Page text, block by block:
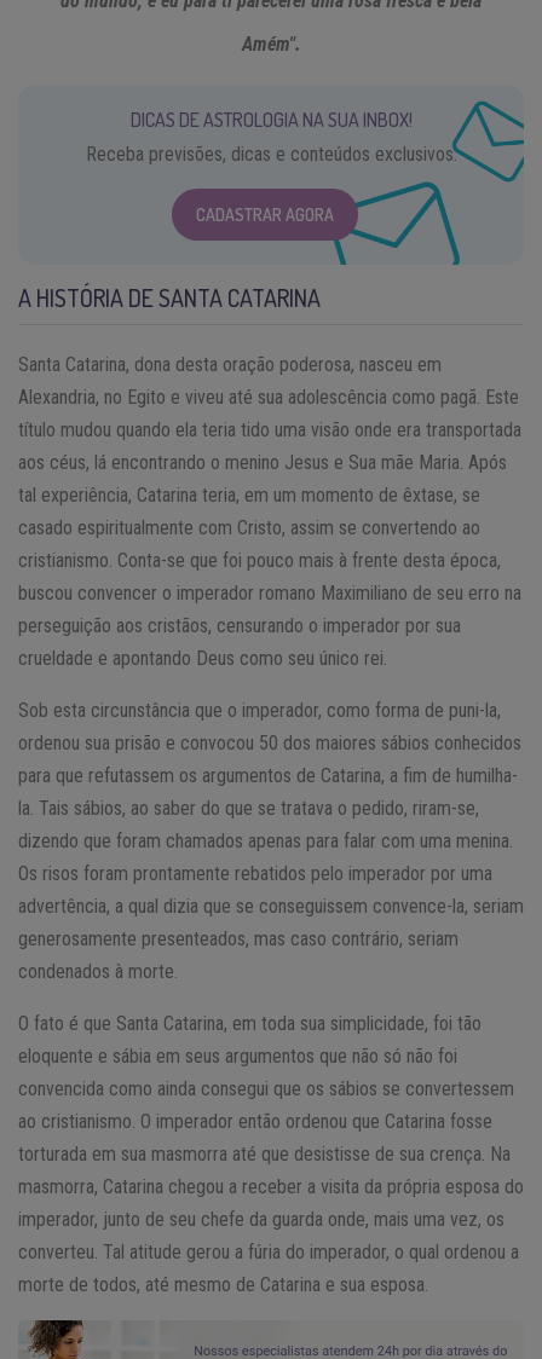
Amém".
DICAS DE ASTROLOGIA NA SUA INBOX!
Receba previsões, dicas e conteúdos exclusivos.
CADASTRAR AGORA
A HISTÓRIA DE SANTA CATARINA
Santa Catarina, dona desta oração poderosa, nasceu em
Alexandria, no Egito e viveu até sua adolescência como pagã. Este
título mudou quando ela teria tido uma visão onde era transportada
aos céus, lá encontrando o menino Jesus e Sua mãe Maria. Após
tal experiência, Catarina teria, em um momento de êxtase, se
casado espiritualmente com Cristo, assim se convertendo ao
cristianismo. Conta-se que foi pouco mais à frente desta época,
buscou convencer o imperador romano Maximiliano de seu erro na
perseguição aos cristãos, censurando o imperador por sua
crueldade e apontando Deus como seu único rei.
Sob esta circunstância que o imperador, como forma de puni-la,
ordenou sua prisão e convocou 50 dos maiores sábios conhecidos
para que refutassem os argumentos de Catarina, a fim de humilha-
la. Tais sábios, ao saber do que se tratava o pedido, riram-se,
dizendo que foram chamados apenas para falar com uma menina.
Os risos foram prontamente rebatidos pelo imperador por uma
advertência, a qual dizia que se conseguissem convence-la, seriam
generosamente presenteados, mas caso contrário, seriam
condenados à morte.
O fato é que Santa Catarina, em toda sua simplicidade, foi tão
eloquente e sábia em seus argumentos que não só não foi
convencida como ainda consegui que os sábios se convertessem
ao cristianismo. O imperador então ordenou que Catarina fosse
torturada em sua masmorra até que desistisse de sua crença. Na
masmorra, Catarina chegou a receber a visita da própria esposa do
imperador, junto de seu chefe da guarda onde, mais uma vez, os
converteu. Tal atitude gerou a fúria do imperador, o qual ordenou a
morte de todos, até mesmo de Catarina e sua esposa.